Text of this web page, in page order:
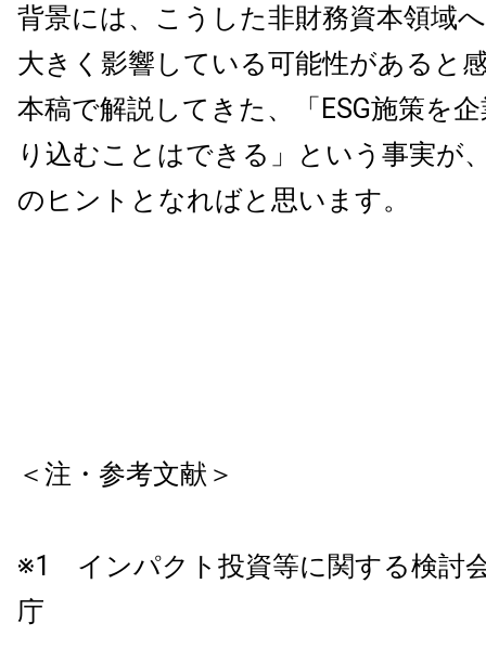
背景には、こうした非財務資本領域
大きく影響している可能性があると
本稿で解説してきた、「ESG施策を
り込むことはできる」という事実が
のヒントとなればと思います。
＜注・参考文献＞
※1 インパクト投資等に関する検討
庁